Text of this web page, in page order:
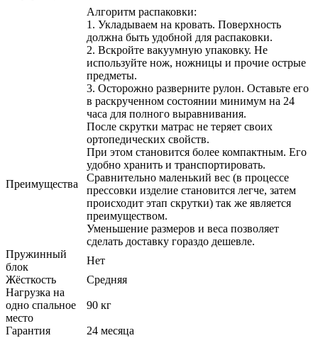
Алгоритм распаковки:
1. Укладываем на кровать. Поверхность
должна быть удобной для распаковки.
2. Вскройте вакуумную упаковку. Не
используйте нож, ножницы и прочие острые
предметы.
3. Осторожно разверните рулон. Оставьте его
в раскрученном состоянии минимум на 24
часа для полного выравнивания.
Преимущества
После скрутки матрас не теряет своих
ортопедических свойств.
При этом становится более компактным. Его
удобно хранить и транспортировать.
Сравнительно маленький вес (в процессе
прессовки изделие становится легче, затем
происходит этап скрутки) так же является
преимуществом.
Уменьшение размеров и веса позволяет
сделать доставку гораздо дешевле.
Пружинный
блок
Нет
Жёсткость
Средняя
Нагрузка на
одно спальное
место
90 кг
Гарантия 24 месяца